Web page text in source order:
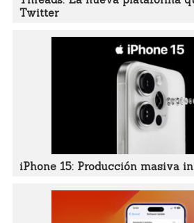
Twitter
iPhone 15: Producción masiva